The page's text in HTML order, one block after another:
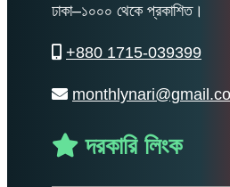
ঢাকা–১০০০ থেকে প্রকাশিত।
+880 1715-039399
দরকারি লিংক